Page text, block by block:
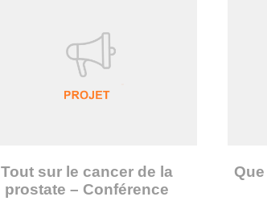
Tout sur le cancer de la
prostate – Conférence